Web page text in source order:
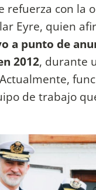
refuerza con la
Eyre, quien
a punto de
2012, durante
de trabajo